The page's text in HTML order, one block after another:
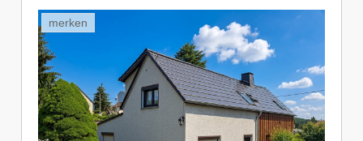
merken